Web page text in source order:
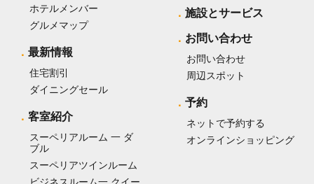
ホテルメンバー
グルメマップ
最新情報
住宅割引
ダイニングセール
客室紹介
スーペリアルーム 一 ダ
ブル
スーペリアツインルーム
施設とサービス
お問い合わせ
お問い合わせ
周辺スポット
予約
ネットで予約する
オンラインショッピング